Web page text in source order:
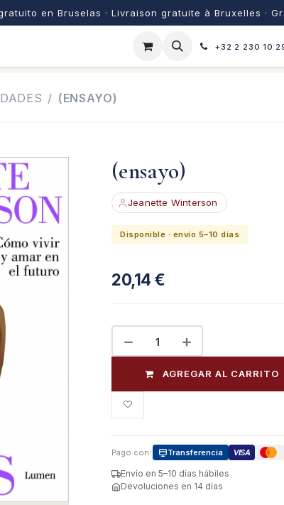
en Bruselas · Livraison gratuite à Bruxelles ·
+32 2 230 10
(ENSAYO)
(ensayo)
Jeanette Winterson
Disponible · envío 5–10 días
20,14 €
AGREGAR AL CARRITO
Pago con: Transferencia VISA
Envío en 5–10 días hábiles
Devoluciones en 14 días